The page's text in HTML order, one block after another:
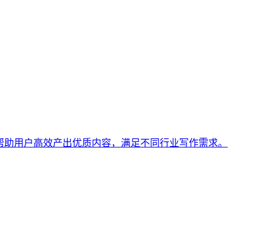
用户高效产出优质内容，满足不同行业写作需求。